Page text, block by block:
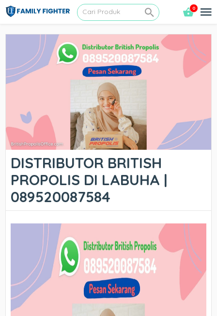
0
DISTRIBUTOR BRITISH
PROPOLIS DI LABUHA |
089520087584